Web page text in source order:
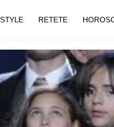
RETETEde dureroasă